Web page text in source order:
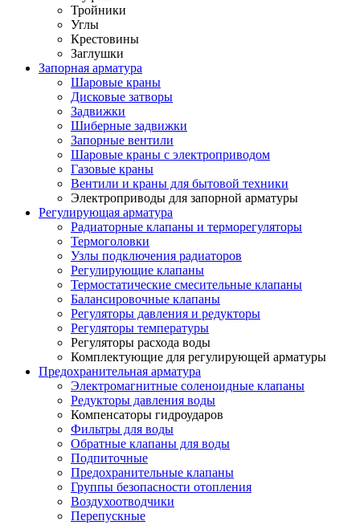
Тройники
Углы
Крестовины
Заглушки
Запорная арматура
Шаровые краны
Дисковые затворы
Задвижки
Шиберные задвижки
Запорные вентили
Шаровые краны с электроприводом
Газовые краны
Вентили и краны для бытовой техники
Электроприводы для запорной арматуры
Регулирующая арматура
Радиаторные клапаны и терморегуляторы
Термоголовки
Узлы подключения радиаторов
Регулирующие клапаны
Термостатические смесительные клапаны
Балансировочные клапаны
Регуляторы давления и редукторы
Регуляторы температуры
Регуляторы расхода воды
Комплектующие для регулирующей арматуры
Предохранительная арматура
Электромагнитные соленоидные клапаны
Редукторы давления воды
Компенсаторы гидроударов
Фильтры для воды
Обратные клапаны для воды
Подпиточные
Предохранительные клапаны
Группы безопасности отопления
Воздухоотводчики
Перепускные